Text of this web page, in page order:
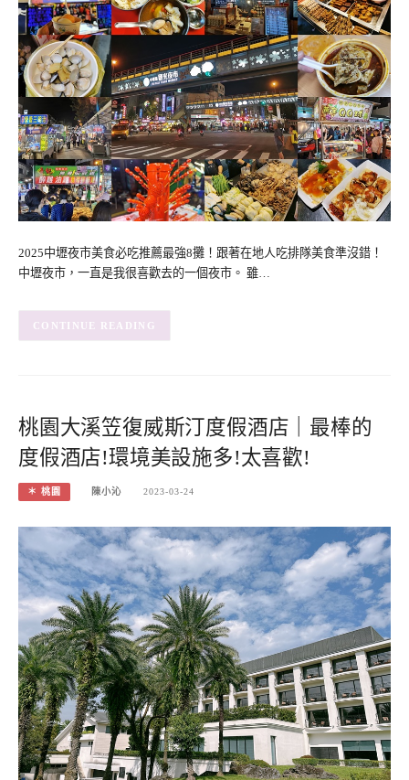
2025中壢夜市美食必吃推薦最強8攤！跟著在地人吃排隊美食準沒錯！
中壢夜市，一直是我很喜歡去的一個夜市。 雖…
CONTINUE READING
桃園大溪笠復威斯汀度假酒店｜最棒的
度假酒店!環境美設施多!太喜歡!
＊ 桃園 陳小沁 2023-03-24